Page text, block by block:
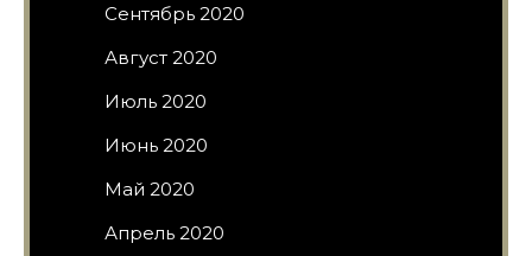
Сентябрь 2020
Август 2020
Июль 2020
Июнь 2020
Май 2020
Апрель 2020